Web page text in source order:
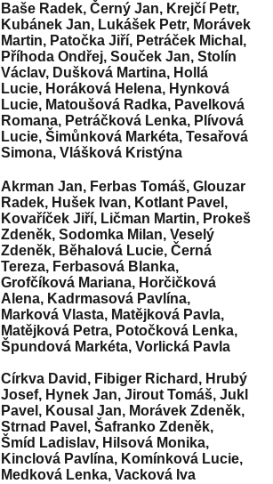
Baše Radek, Černý Jan, Krejčí Petr,
Kubánek Jan, Lukášek Petr, Morávek
Martin, Patočka Jiří, Petráček Michal,
Příhoda Ondřej, Souček Jan, Stolín
Václav, Dušková Martina, Hollá
Lucie, Horáková Helena, Hynková
Lucie, Matoušová Radka, Pavelková
Romana, Petráčková Lenka, Plívová
Lucie, Šimůnková Markéta, Tesařová
Simona, Vlášková Kristýna
Akrman Jan, Ferbas Tomáš, Glouzar
Radek, Hušek Ivan, Kotlant Pavel,
Kovaříček Jiří, Ličman Martin, Prokeš
Zdeněk, Sodomka Milan, Veselý
Zdeněk, Běhalová Lucie, Černá
Tereza, Ferbasová Blanka,
Grofčíková Mariana, Horčičková
Alena, Kadrmasová Pavlína,
Marková Vlasta, Matějková Pavla,
Matějková Petra, Potočková Lenka,
Špundová Markéta, Vorlická Pavla
Církva David, Fibiger Richard, Hrubý
Josef, Hynek Jan, Jirout Tomáš, Jukl
Pavel, Kousal Jan, Morávek Zdeněk,
Strnad Pavel, Šafranko Zdeněk,
Šmíd Ladislav, Hilsová Monika,
Kinclová Pavlína, Komínková Lucie,
Medková Lenka, Vacková Iva